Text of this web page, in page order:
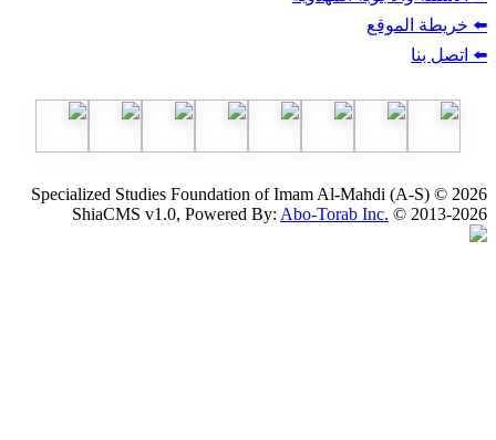
Specialized Studies Foundation of Imam Al-Mahdi
ShiaCMS v1.0, Powered By:Abo-Torab Inc.©